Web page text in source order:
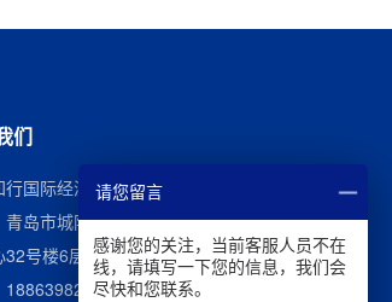
们
国际经济技术合作有限公司
青岛市城阳区长城南路首创空港国
号楼6层
18863982059
请您留言
感谢您的关注，当前客服人员不在
线，请填写一下您的信息，我们会
尽快和您联系。